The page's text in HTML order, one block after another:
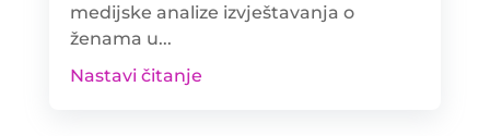
medijske analize izvještavanja o
ženama u...
Nastavi čitanje